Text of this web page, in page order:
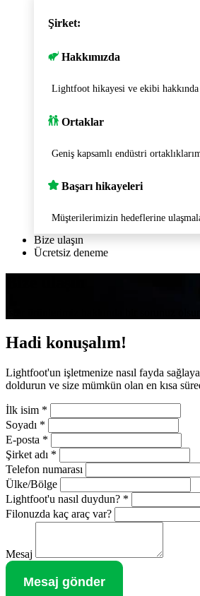
Şirket:
Hakkımızda
Lightfoot hikayesi ve ekibi
Ortaklar
Geniş kapsamlı endüstri
Başarı hikayeleri
Müşterilerimizin hedeflerine
Bize ulaşın
Ücretsiz deneme
İster ürünlerimiz hakkında bir sorunuz
Hadi konuşalım!
Lightfoot'un işletmenize nasıl fayda
doldurun ve size mümkün olan en kısa
İlk isim *
Soyadı *
E-posta *
Şirket adı *
Telefon numarası
Ülke/Bölge
Lightfoot'u nasıl duydun? *
Filonuzda kaç araç var?
Mesaj
Mesaj gönder